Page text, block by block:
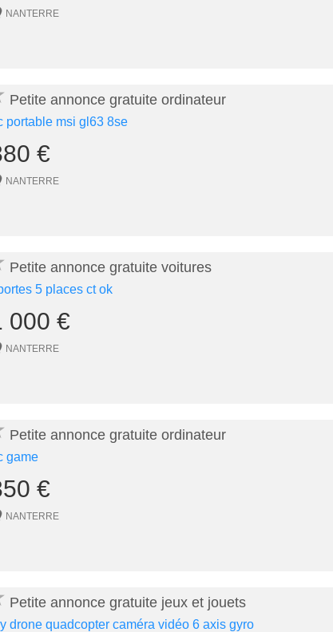
NANTERRE
Petite annonce gratuite ordinateur
portable msi gl63 8se
€
NANTERRE
Petite annonce gratuite voitures
5 places ct ok
000 €
NANTERRE
Petite annonce gratuite ordinateur
game
€
NANTERRE
Petite annonce gratuite jeux et jouets
drone quadcopter caméra vidéo 6 axis gyro